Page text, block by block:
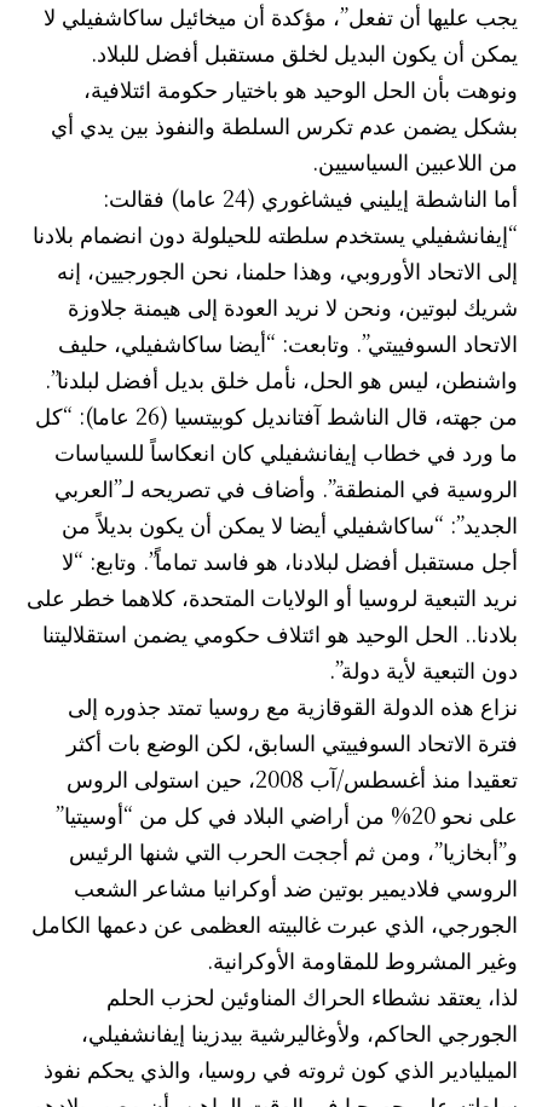
يجب عليها أن تفعل”، مؤكدة أن ميخائيل ساكاشفيلي لا
يمكن أن يكون البديل لخلق مستقبل أفضل للبلاد.
ونوهت بأن الحل الوحيد هو باختيار حكومة ائتلافية،
بشكل يضمن عدم تكرس السلطة والنفوذ بين يدي أي
من اللاعبين السياسيين.
أما الناشطة إيليني فيشاغوري (24 عاما) فقالت:
“إيفانشفيلي يستخدم سلطته للحيلولة دون انضمام بلادنا
إلى الاتحاد الأوروبي، وهذا حلمنا، نحن الجورجيين، إنه
شريك لبوتين، ونحن لا نريد العودة إلى هيمنة جلاوزة
الاتحاد السوفييتي”. وتابعت: “أيضا ساكاشفيلي، حليف
واشنطن، ليس هو الحل، نأمل خلق بديل أفضل لبلدنا”.
من جهته، قال الناشط آفتانديل كوبيتسيا (26 عاما): “كل
ما ورد في خطاب إيفانشفيلي كان انعكاساً للسياسات
الروسية في المنطقة”. وأضاف في تصريحه لـ”العربي
الجديد”: “ساكاشفيلي أيضا لا يمكن أن يكون بديلاً من
أجل مستقبل أفضل لبلادنا، هو فاسد تماماً”. وتابع: “لا
نريد التبعية لروسيا أو الولايات المتحدة، كلاهما خطر على
بلادنا.. الحل الوحيد هو ائتلاف حكومي يضمن استقلاليتنا
دون التبعية لأية دولة”.
نزاع هذه الدولة القوقازية مع روسيا تمتد جذوره إلى
فترة الاتحاد السوفييتي السابق، لكن الوضع بات أكثر
تعقيدا منذ أغسطس/آب 2008، حين استولى الروس
على نحو 20% من أراضي البلاد في كل من “أوسيتيا”
و”أبخازيا”، ومن ثم أججت الحرب التي شنها الرئيس
الروسي فلاديمير بوتين ضد أوكرانيا مشاعر الشعب
الجورجي، الذي عبرت غالبيته العظمى عن دعمها الكامل
وغير المشروط للمقاومة الأوكرانية.
لذا، يعتقد نشطاء الحراك المناوئين لحزب الحلم
الجورجي الحاكم، ولأوغاليرشية بيدزينا إيفانشفيلي،
الميليادير الذي كون ثروته في روسيا، والذي يحكم نفوذ